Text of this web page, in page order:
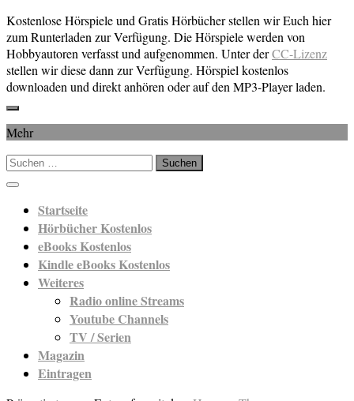
Kostenlose Hörspiele und Gratis Hörbücher stellen wir Euch hier
zum Runterladen zur Verfügung. Die Hörspiele werden von
Hobbyautoren verfasst und aufgenommen. Unter derCC-Lizenz
stellen wir diese dann zur Verfügung. Hörspiel kostenlos
downloaden und direkt anhören oder auf den MP3-Player laden.
Mehr
Suchen
Startseite
Hörbücher Kostenlos
eBooks Kostenlos
Kindle eBooks Kostenlos
Weiteres
Radio online Streams
Youtube Channels
TV / Serien
Magazin
Eintragen